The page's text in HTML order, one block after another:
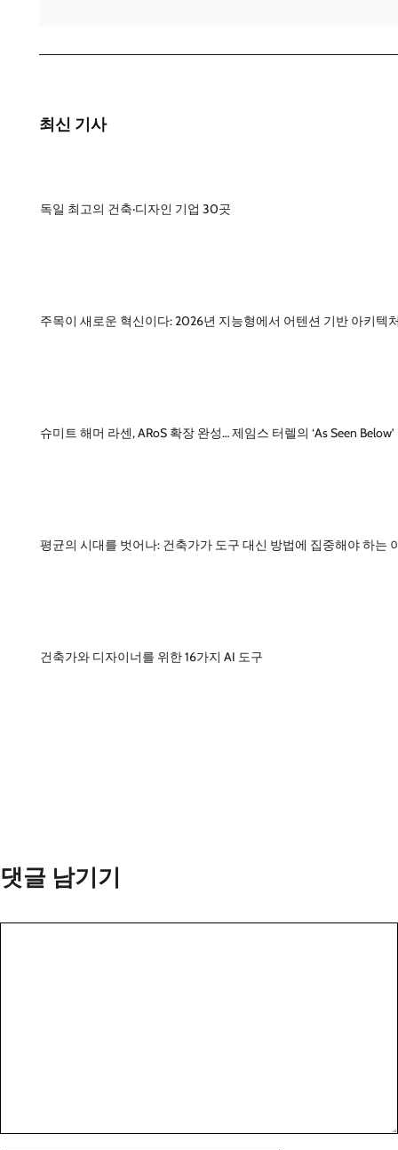
최신 기사
독일 최고의 건축·디자인 기업 30곳
주목이 새로운 혁신이다: 2026년 지능형에서 어텐션 기반 아키텍
슈미트 해머 라센, ARoS 확장 완성… 제임스 터렐의 ‘As Seen
평균의 시대를 벗어나: 건축가가 도구 대신 방법에 집중해야 하는
건축가와 디자이너를 위한 16가지 AI 도구
댓글 남기기